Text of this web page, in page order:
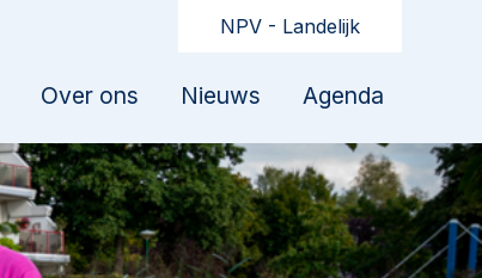
Over ons Nieuws Agenda
NPV - Landelijk